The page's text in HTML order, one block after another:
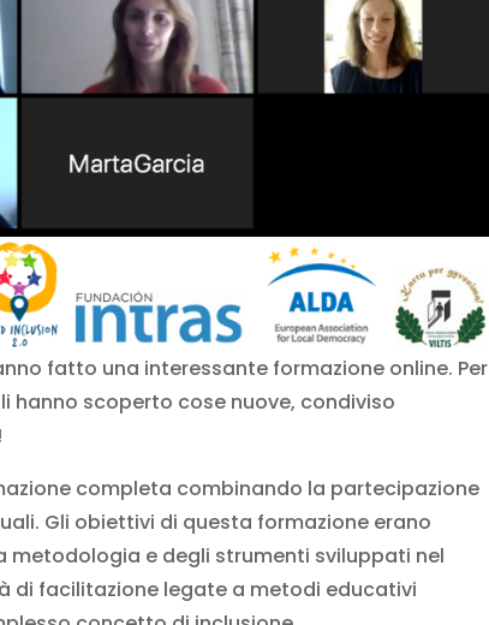
fatto una interessante formazione online. Per
hanno scoperto cose nuove, condiviso
completa combinando la partecipazione
Gli obiettivi di questa formazione erano
e degli strumenti sviluppati nel
di facilitazione legate a metodi educativi